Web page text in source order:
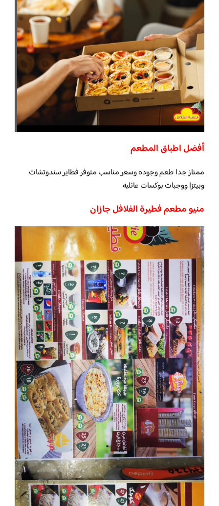
أفضل اطباق المطعم
ممتاز جدا طعم وجوده وسعر مناسب متوفر فطاير سندوتشات
وبيتزا ووجبات بوكسات عائليه
منيو مطعم فطيرة الفلافل جازان